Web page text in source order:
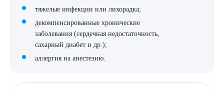
тяжелые инфекции или лихорадка;
декомпенсированные хронические
заболевания (сердечная недостаточность,
сахарный диабет и др.);
аллергия на анестезию.
Я даю согласие на обработку персональных данных